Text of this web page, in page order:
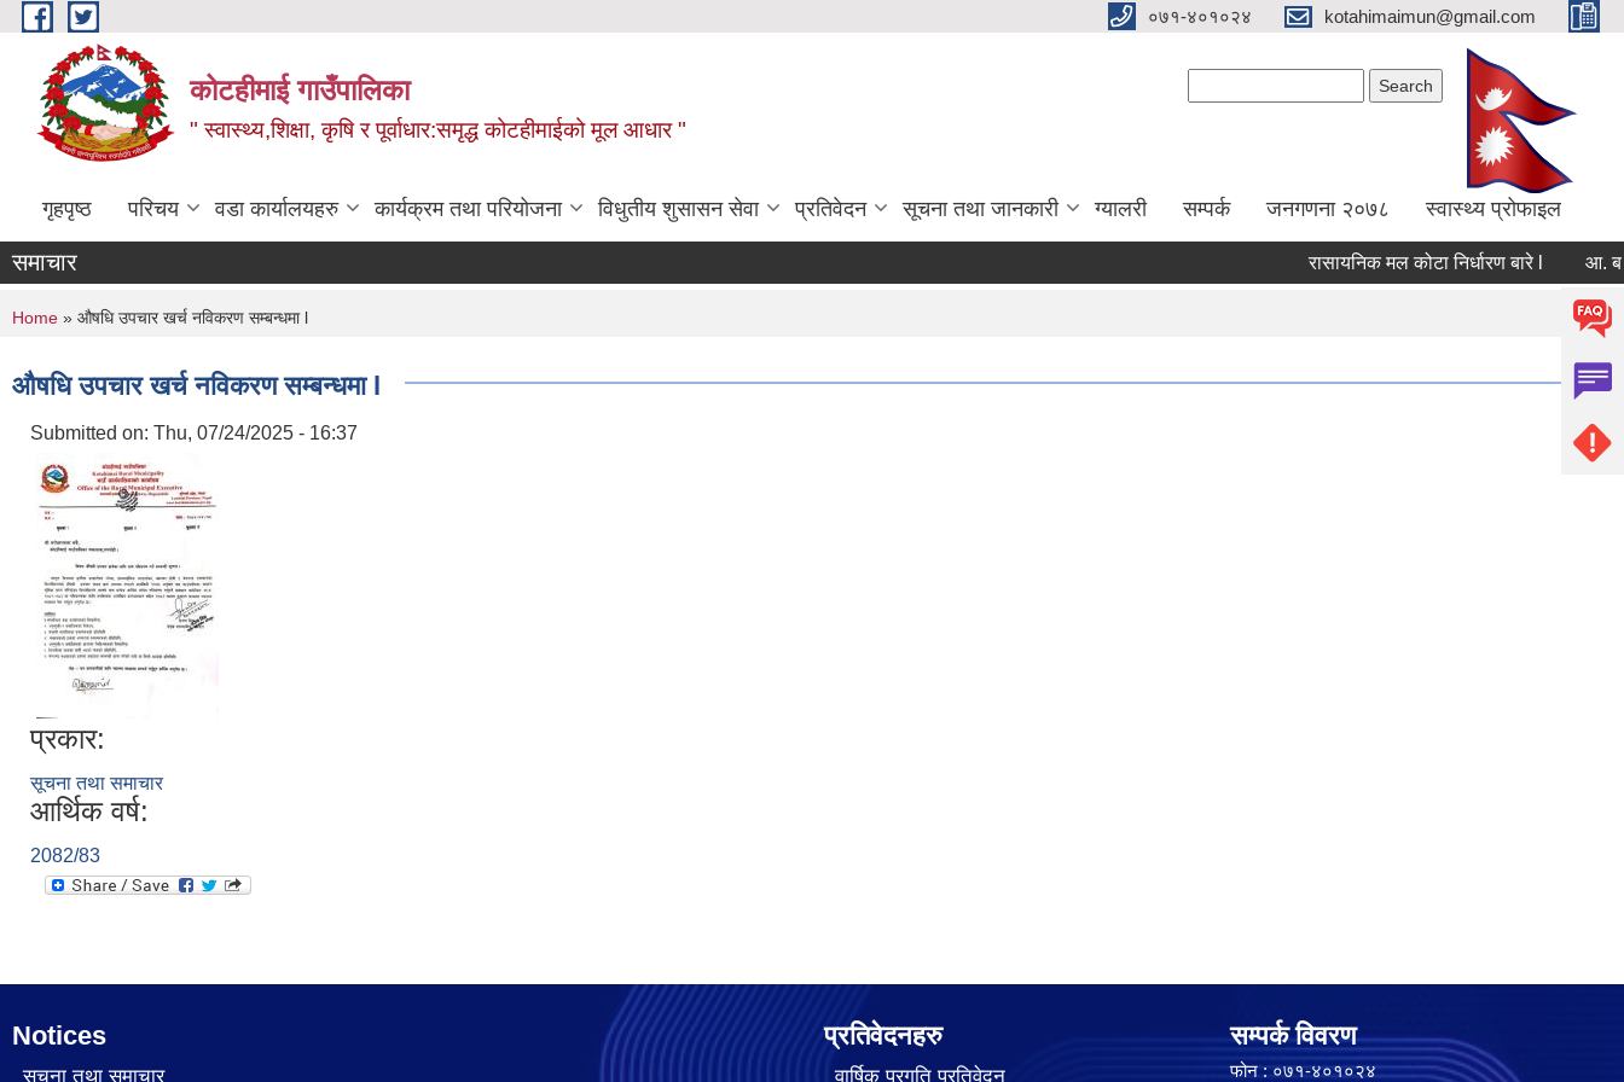
Skip to main content ०७१-४०१०२४ kotahimaimun@gmail.com
कोटहीमाई गाउँपालिका
" स्वास्थ्य,शिक्षा, कृषि र पूर्वाधार:समृद्ध कोटहीमाईको मूल आधार "
गृहपृष्ठ परिचय वडा कार्यालयहरु कार्यक्रम तथा परियोजना विधुतीय शुसासन सेवा प्रतिवेदन सूचना तथा जानकारी ग्यालरी सम्पर्क जनगणना २०७८ स्वास्थ्य प्रोफाइल
समाचार रासायनिक मल कोटा निर्धारण बारे l आ. ब
You are here
Home » औषधि उपचार खर्च नविकरण सम्बन्धमा l
औषधि उपचार खर्च नविकरण सम्बन्धमा l
Submitted on: Thu, 07/24/2025 - 16:37
प्रकार:
सूचना तथा समाचार
आर्थिक वर्ष:
2082/83
Notices
सूचना तथा समाचार
प्रतिवेदनहरु
वार्षिक प्रगति प्रतिवेदन
सम्पर्क विवरण
फोन : ०७१-४०१०२४